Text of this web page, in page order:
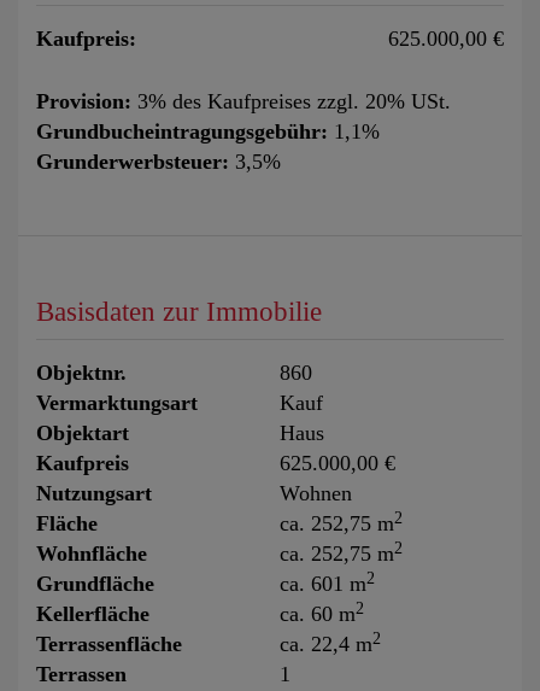
Kaufpreis: 625.000,00 €
Provision: 3% des Kaufpreises zzgl. 20% USt.
Grundbucheintragungsgebühr: 1,1%
Grunderwerbsteuer: 3,5%
Basisdaten zur Immobilie
Objektnr.
860
Vermarktungsart
Kauf
Objektart
Haus
Kaufpreis
625.000,00 €
Nutzungsart
Wohnen
Fläche
ca. 252,75 m2
Wohnfläche ca. 252,75 m2
Grundfläche ca. 601 m2
Kellerfläche ca. 60 m2
Terrassenfläche ca. 22,4 m2
Terrassen
1